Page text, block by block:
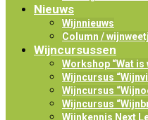
Nieuws
Wijnnieuws
Column /
Wijncursussen
Workshop “Wat is
Wijncursus
Wijncursus
Wijncursus
Wijnkennis Next